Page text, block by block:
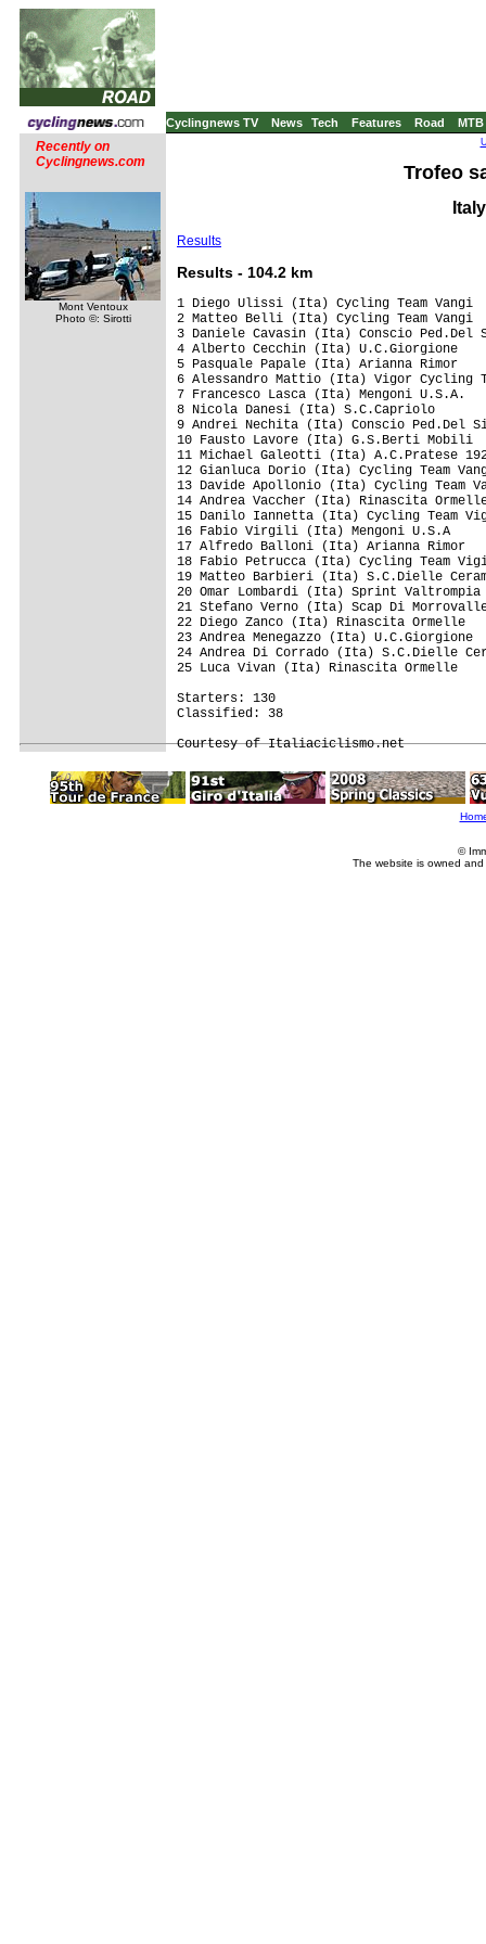
Cyclingnews TV News Tech Features Road MTB
Recently on
Cyclingnews.com
Mont Ventoux
Photo ©: Sirotti
Trofeo
Results
Results - 104.2 km
1 Diego Ulissi (Ita) Cycling Team
2 Matteo Belli (Ita) Cycling Team
3 Daniele Cavasin (Ita) Conscio Ped.Del
4 Alberto Cecchin (Ita) U.C.Giorgione
5 Pasquale Papale (Ita) Arianna Rimor
6 Alessandro Mattio (Ita) Vigor Cycling
7 Francesco Lasca (Ita) Mengoni U.S.A.
8 Nicola Danesi (Ita) S.C.Capriolo
9 Andrei Nechita (Ita) Conscio Ped.Del
10 Fausto Lavore (Ita) G.S.Berti Mobili
11 Michael Galeotti (Ita) A.C.Pratese
12 Gianluca Dorio (Ita) Cycling Team
13 Davide Apollonio (Ita) Cycling Team
14 Andrea Vaccher (Ita) Rinascita
15 Danilo Iannetta (Ita) Cycling Team
16 Fabio Virgili (Ita) Mengoni U.S.A
17 Alfredo Balloni (Ita) Arianna Rimor
18 Fabio Petrucca (Ita) Cycling Team
19 Matteo Barbieri (Ita) S.C.Dielle
20 Omar Lombardi (Ita) Sprint Valtrompia
21 Stefano Verno (Ita) Scap Di
22 Diego Zanco (Ita) Rinascita Ormelle
23 Andrea Menegazzo (Ita) U.C.Giorgione
24 Andrea Di Corrado (Ita) S.C.Dielle
25 Luca Vivan (Ita) Rinascita Ormelle
Starters: 130
Classified: 38
©
The website is owned